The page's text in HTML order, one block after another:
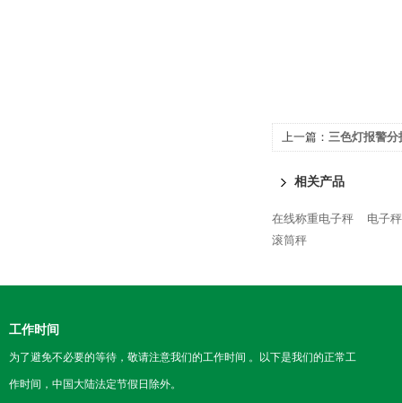
上一篇： 三色灯报警分
相关产品
在线称重电子秤
电子
滚筒秤
工作时间
为了避免不必要的等待，敬请注意我们的工作时间 。以下是我们的正常工
作时间，中国大陆法定节假日除外。